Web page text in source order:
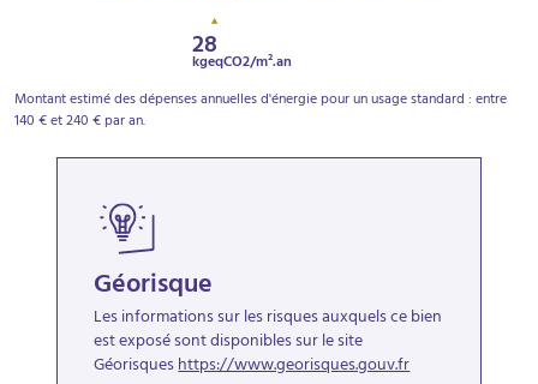
28
kgeqCO2/m².an
Montant estimé des dépenses annuelles d'énergie pour un usage standard : entre
140 € et 240 € par an.
Géorisque
Les informations sur les risques auxquels ce bien
est exposé sont disponibles sur le site
Géorisqueshttps://www.georisques.gouv.fr